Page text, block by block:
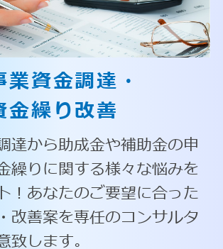
業資金調達・
金繰り改善
達から助成金や補助金の申
繰りに関する様々な悩みを
！あなたのご要望に合った
改善案を専任のコンサルタ
致します。